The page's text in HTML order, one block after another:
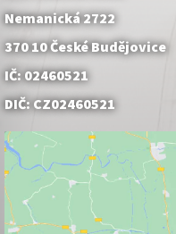
Nemanická 2722
370 10 České Budějovice
IČ: 02460521
DIČ: CZ02460521